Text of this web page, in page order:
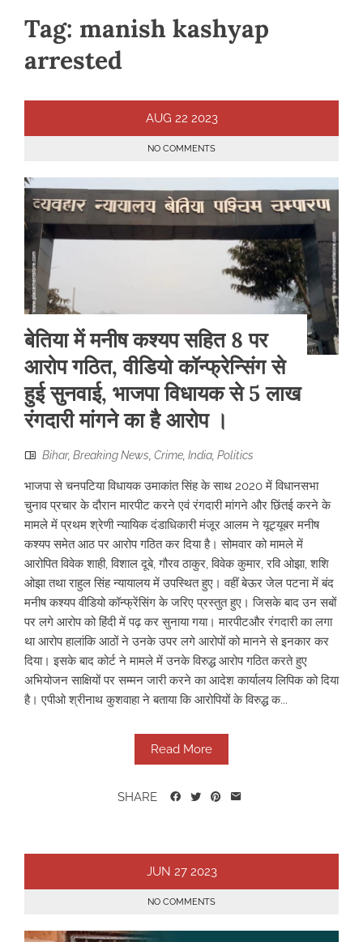
Tag: manish kashyap
arrested
AUG 22 2023
NO COMMENTS
बेतिया में मनीष कश्यप सहित 8 पर
आरोप गठित, वीडियो कॉन्फ्रेन्सिंग से
हुई सुनवाई, भाजपा विधायक से 5 लाख
रंगदारी मांगने का है आरोप ।
Bihar, Breaking News, Crime, India, Politics
भाजपा से चनपटिया विधायक उमाकांत सिंह के साथ 2020 में विधानसभा
चुनाव प्रचार के दौरान मारपीट करने एवं रंगदारी मांगने और छिंतई करने के
मामले में प्रथम श्रेणी न्यायिक दंडाधिकारी मंजूर आलम ने यूट्यूबर मनीष
कश्यप समेत आठ पर आरोप गठित कर दिया है। सोमवार को मामले में
आरोपित विवेक शाही, विशाल दूबे, गौरव ठाकुर, विवेक कुमार, रवि ओझा, शशि
ओझा तथा राहुल सिंह न्यायालय में उपस्थित हुए। वहीं बेऊर जेल पटना में बंद
मनीष कश्यप वीडियो कॉन्फ्रेंसिंग के जरिए प्रस्तुत हुए। जिसके बाद उन सबों
पर लगे आरोप को हिंदी में पढ़ कर सुनाया गया। मारपीटऔर रंगदारी का लगा
था आरोप हालांकि आठों ने उनके उपर लगे आरोपों को मानने से इनकार कर
दिया। इसके बाद कोर्ट ने मामले में उनके विरुद्ध आरोप गठित करते हुए
अभियोजन साक्षियों पर सम्मन जारी करने का आदेश कार्यालय लिपिक को दिया
है। एपीओ श्रीनाथ कुशवाहा ने बताया कि आरोपियों के विरुद्ध क...
Read More
SHARE
JUN 27 2023
NO COMMENTS